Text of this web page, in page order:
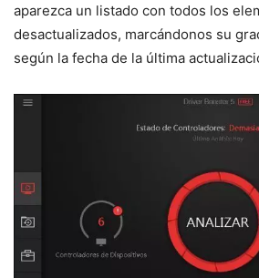
aparezca un listado con todos los
desactualizados, marcándonos su
según la fecha de la última